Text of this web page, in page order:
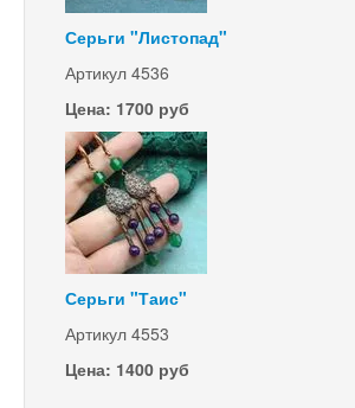
Серьги "Листопад"
Артикул 4536
Цена: 1700 руб
Серьги "Таис"
Артикул 4553
Цена: 1400 руб